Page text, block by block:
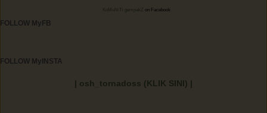
KoMuNiTi gempakZ on Facebook
FOLLOW MyFB
FOLLOW MyINSTA
| osh_tornadoss (KLIK SINI) |